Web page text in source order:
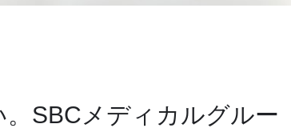
SBCメディカルグルー